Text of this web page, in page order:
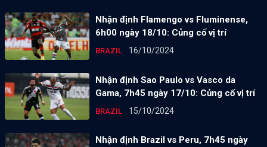
Nhận định Flamengo vs Fluminense,
6h00 ngày 18/10: Củng cố vị trí
BRAZIL 16/10/2024
Nhận định Sao Paulo vs Vasco da
Gama, 7h45 ngày 17/10: Củng cố vị trí
BRAZIL 15/10/2024
Nhận định Brazil vs Peru, 7h45 ngày